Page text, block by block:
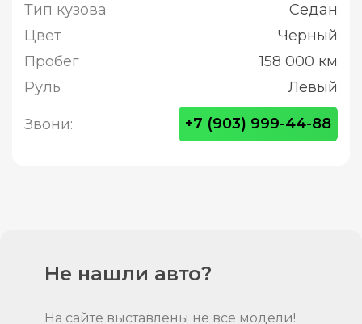
Тип кузова
Седан
Цвет
Черный
Пробег
158 000 км
Руль
Левый
Звони: +7 (903) 999-44-88
Не нашли авто?
На сайте выставлены не все модели!